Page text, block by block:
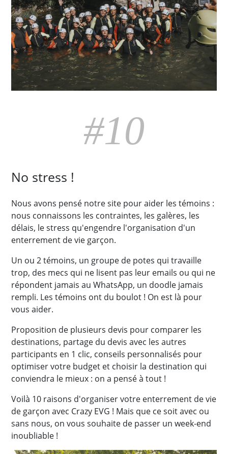
#10
No stress !
Nous avons pensé notre site pour aider les témoins :
nous connaissons les contraintes, les galères, les
délais, le stress qu'engendre l'organisation d'un
enterrement de vie garçon.
Un ou 2 témoins, un groupe de potes qui travaille
trop, des mecs qui ne lisent pas leur emails ou qui ne
répondent jamais au WhatsApp, un doodle jamais
rempli. Les témoins ont du boulot ! On est là pour
vous aider.
Proposition de plusieurs devis pour comparer les
destinations, partage du devis avec les autres
participants en 1 clic, conseils personnalisés pour
optimiser votre budget et choisir la destination qui
conviendra le mieux : on a pensé à tout !
Voilà 10 raisons d'organiser votre enterrement de vie
de garçon avec Crazy EVG ! Mais que ce soit avec ou
sans nous, on vous souhaite de passer un week-end
inoubliable !